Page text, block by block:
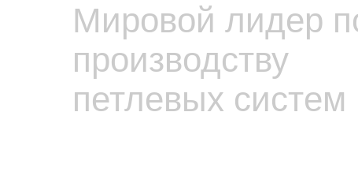
Мировой лидер
производству
петлевых систем